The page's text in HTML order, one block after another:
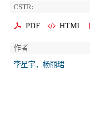
CSTR:
PDF HTML
作者
李星宇，杨丽珺